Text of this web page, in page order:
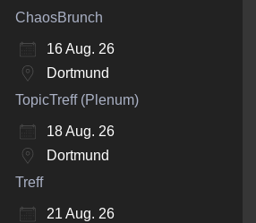
ChaosBrunch
16 Aug. 26
Dortmund
TopicTreff (Plenum)
18 Aug. 26
Dortmund
Treff
21 Aug. 26